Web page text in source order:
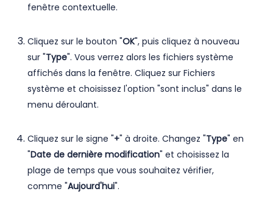
fenêtre contextuelle.
Cliquez sur le bouton "OK", puis cliquez à nouveau
sur "Type". Vous verrez alors les fichiers système
affichés dans la fenêtre. Cliquez sur Fichiers
système et choisissez l'option "sont inclus" dans le
menu déroulant.
Cliquez sur le signe "+" à droite. Changez "Type" en
"Date de dernière modification" et choisissez la
plage de temps que vous souhaitez vérifier,
comme "Aujourd'hui".